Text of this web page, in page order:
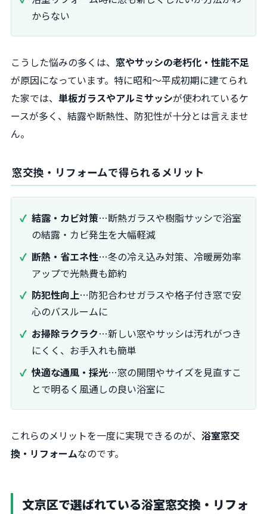
からない
こうした悩みの多くは、 窓やサッシの老朽化・性能不足
が原因になっています。特に昭和～平成初期に建てられ
た家では、 単板ガラスやアルミサッシが使われているケ
ースが多く、結露や断熱性、防犯性が十分とは言えませ
ん。
窓交換・リフォームで得られるメリット
結露・カビ対策…断熱ガラスや樹脂サッシで浴室
の結露・カビ発生を大幅軽減
断熱・省エネ性…冬の冷え込み対策、冷暖房効率
アップで光熱費も節約
防犯性向上…防犯合わせガラスや格子付き窓で安
心のバスルームに
お掃除ラクラク…新しい窓やサッシは汚れがつき
にくく、お手入れも簡単
快適な通風・採光…窓の開閉やサイズを見直すこ
とで明るく風通しの良い浴室に
これらのメリットを一度に実現できるのが、 浴室窓交
換・リフォームなのです。
文京区で選ばれている浴室窓交換・リフォ